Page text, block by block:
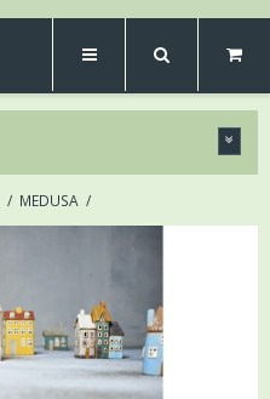
/ MEDUSA /